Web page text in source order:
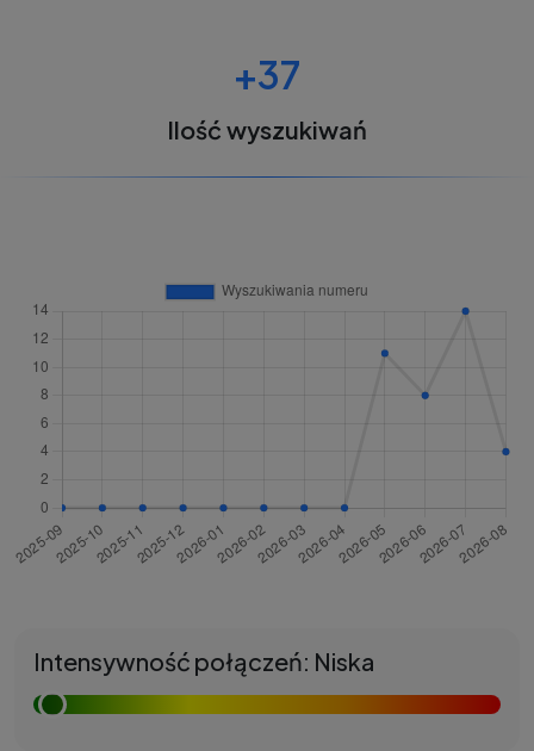
+37
Ilość wyszukiwań
Intensywność połączeń: Niska